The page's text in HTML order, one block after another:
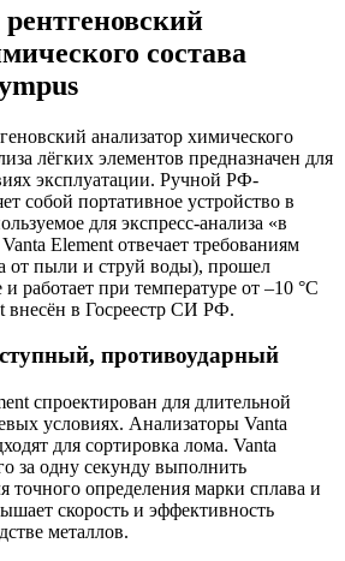
состава
анализатор химического
лёгких элементов предназначен для
эксплуатации. Ручной РФ-
собой портативное устройство в
для экспресс-анализа «в
Element отвечает требованиям
от пыли и струй воды), прошел
работает при температуре от –10 °C
внесён в Госреестр СИ РФ.
противоударный
спроектирован для длительной
условиях. Анализаторы Vanta
для сортировка лома. Vanta
за одну секунду выполнить
точного определения марки сплава и
скорость и эффективность
металлов.